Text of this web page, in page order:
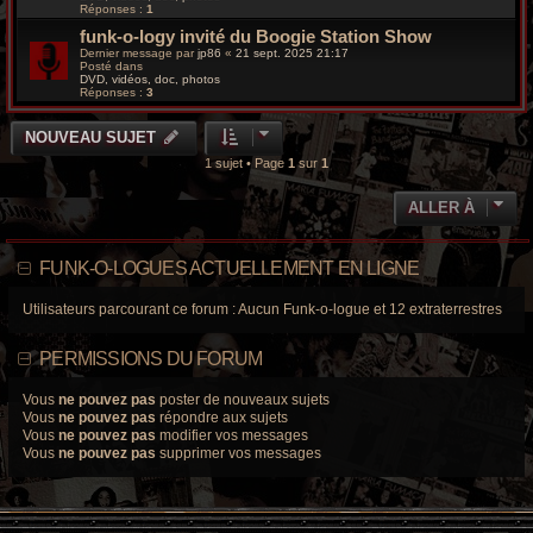
Réponses : 1
funk-o-logy invité du Boogie Station Show
Dernier message parjp86 « 21 sept. 2025 21:17
Posté dans
DVD, vidéos, doc, photos
Réponses : 3
NOUVEAU SUJET
1 sujet • Page 1 sur 1
ALLER À
FUNK-O-LOGUES ACTUELLEMENT EN LIGNE
Utilisateurs parcourant ce forum : Aucun Funk-o-logue et 12 extraterrestres
PERMISSIONS DU FORUM
Vous ne pouvez pas poster de nouveaux sujets
Vous ne pouvez pas répondre aux sujets
Vous ne pouvez pas modifier vos messages
Vous ne pouvez pas supprimer vos messages